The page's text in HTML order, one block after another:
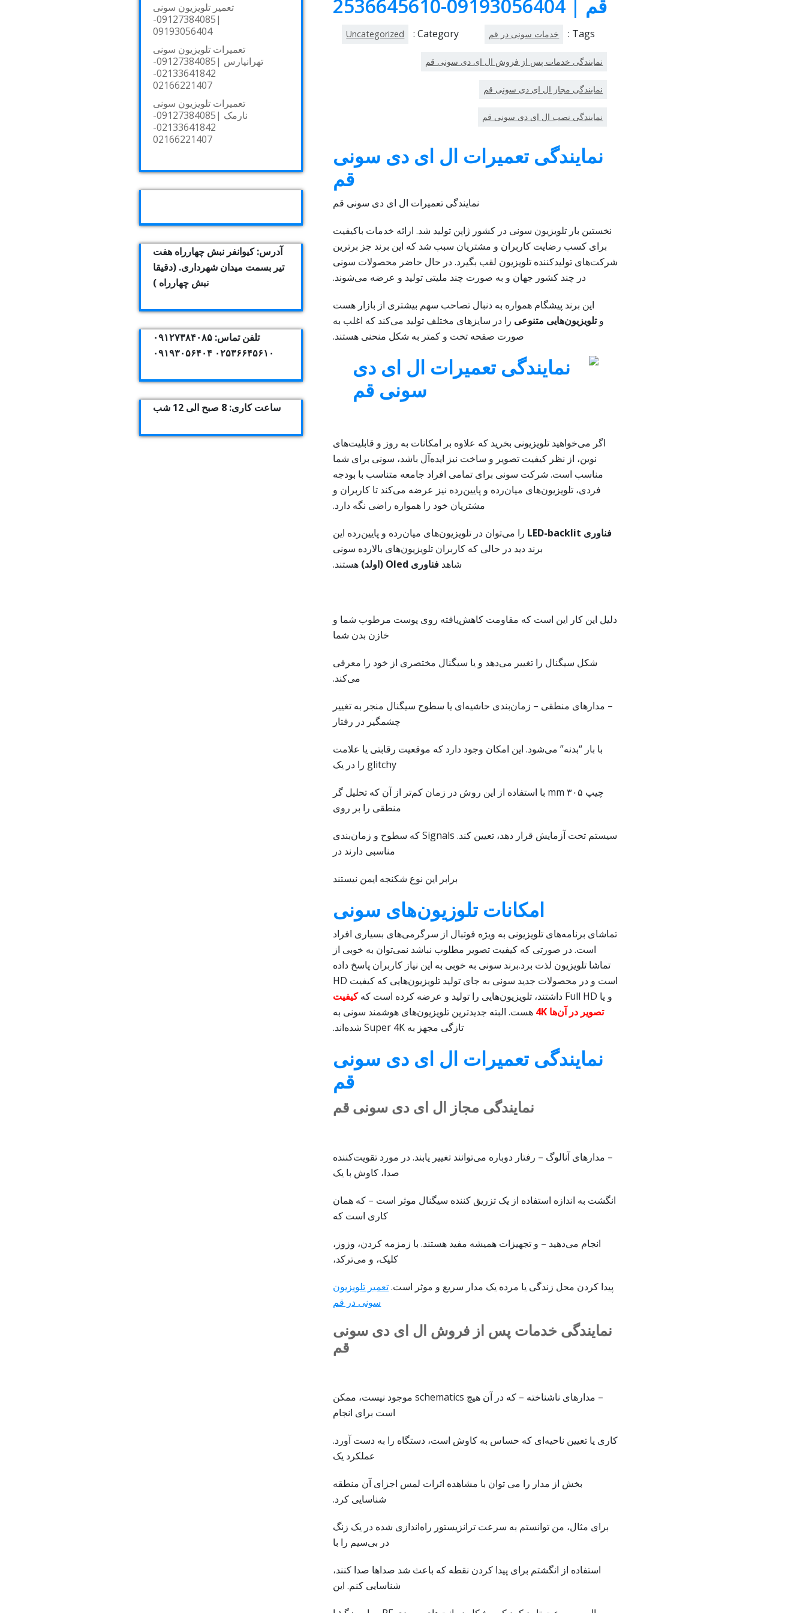
قم | 09193056404-2536645610
Tags : خدمات سونی در قم
نمایندگی خدمات پس از فروش ال ای دی سونی قم
نمایندگی مجاز ال ای دی سونی قم
نمایندگی نصب ال ای دی سونی قم
Category :
Uncategorized
نمایندگی تعمیرات ال ای دی سونی
قم
نمایندگی تعمیرات ال ای دی سونی قم
نخستین بار تلویزیون سونی در کشور ژاپن تولید شد. ارائه خدمات باکیفیت
برای کسب رضایت کاربران و مشتریان سبب شد که این برند جز برترین
شرکت‌های تولید‌کننده تلویزیون لقب بگیرد. در حال حاضر محصولات سونی
در چند کشور جهان و به صورت چند ملیتی تولید و عرضه می‌شوند.
این برند پیشگام همواره به دنبال تصاحب سهم بیشتری از بازار هست
وتلویزیون‌هایی متنوعی را در سایزهای مختلف تولید می‌کند که اغلب به
صورت صفحه تخت و کمتر به شکل منحنی هستند.
اگر می‌خواهید تلویزیونی بخرید که علاوه‌ بر امکانات به روز و قابلیت‌های
نوین، از نظر کیفیت تصویر و ساخت نیز ایده‌آل باشد، سونی برای شما
مناسب است. شرکت سونی برای تمامی افراد جامعه متناسب با بودجه
فردی، تلویزیون‌های میان‌رده و پایین‌رده نیز عرضه می‌کند تا کاربران و
مشتریان خود را همواره راضی نگه دارد.
فناوری LED-backlit را می‌توان در تلویزیون‌های میان‌رده و پایین‌رده این
برند دید در حالی که کاربران تلویزیون‌های بالا‌رده سونی
شاهد فناوری Oled (اولد) هستند.
دلیل این کار این است که مقاومت کاهش‌یافته روی پوست مرطوب شما و
خازن بدن شما
شکل سیگنال را تغییر می‌دهد و یا سیگنال مختصری از خود را معرفی
می‌کند.
– مدارهای منطقی – زمان‌بندی حاشیه‌ای یا سطوح سیگنال منجر به تغییر
چشمگیر در رفتار
با بار “بدنه” می‌شود. این امکان وجود دارد که موقعیت رقابتی یا علامت
glitchy را در یک
چیپ ۳۰۵ mm با استفاده از این روش در زمان کم‌تر از آن که تحلیل گر
منطقی را بر روی
سیستم تحت آزمایش قرار دهد، تعیین کند. Signals که سطوح و زمان‌بندی
مناسبی دارند در
برابر این نوع شکنجه ایمن نیستند
امکانات تلوزیون‌های سونی
تماشای برنامه‌های تلویزیونی به ویژه فوتبال از سرگرمی‌های بسیاری افراد
است. در صورتی که کیفیت تصویر مطلوب نباشد نمی‌توان به خوبی از
تماشا تلویزیون لذت برد.برند سونی به خوبی به این نیاز کاربران پاسخ داده
است و در محصولات جدید سونی به جای تولید تلویزیون‌هایی که کیفیت HD
و یا Full HD داشتند، تلویزیون‌هایی را تولید و عرضه کرده است که
کیفیت
تصویر در آن‌ها 4K هست. البته جدیدترین تلویزیون‌های هوشمند سونی به
تازگی مجهز به Super 4K شده‌اند.
نمایندگی تعمیرات ال ای دی سونی
قم
نمایندگی مجاز ال ای دی سونی قم
– مدارهای آنالوگ – رفتار دوباره می‌توانند تغییر یابند. در مورد تقویت‌کننده
صدا، کاوش با یک
انگشت به اندازه استفاده از یک تزریق کننده سیگنال موثر است – که همان
کاری است که
انجام می‌دهید – و تجهیزات همیشه مفید هستند. با زمزمه کردن، وزوز،
کلیک، و می‌ترکد،
پیدا کردن محل زندگی یا مرده یک مدار سریع و موثر است.تعمیر تلویزیون
سونی در قم
نمایندگی خدمات پس از فروش ال ای دی سونی
قم
– مدارهای ناشناخته – که در آن هیچ schematics موجود نیست، ممکن
است برای انجام
کاری یا تعیین ناحیه‌ای که حساس به کاوش است، دستگاه را به دست آورد.
عملکرد یک
بخش از مدار را می توان با مشاهده اثرات لمس اجزای آن منطقه
شناسایی کرد.
برای مثال، من توانستم به سرعت ترانزیستور راه‌اندازی شده در یک زنگ
در بی‌سیم را با
استفاده از انگشتم برای پیدا کردن نقطه که باعث شد صداها صدا کنند،
شناسایی کنم. این
تعمیر تلویزیون سونی
|09127384085-
09193056404
تعمیرات تلویزیون سونی
تهرانپارس |09127384085-
02133641842-
02166221407
تعمیرات تلویزیون سونی
نارمک |09127384085-
02133641842-
02166221407
آدرس: کیوانفر نبش چهارراه هفت
تیر بسمت میدان شهرداری. (دقیقا
نبش چهارراه )
تلفن تماس: ۰۹۱۲۷۳۸۴۰۸۵
۰۲۵۳۶۶۴۵۶۱۰ ۰۹۱۹۳۰۵۶۴۰۴
ساعت کاری: 8 صبح الی 12 شب